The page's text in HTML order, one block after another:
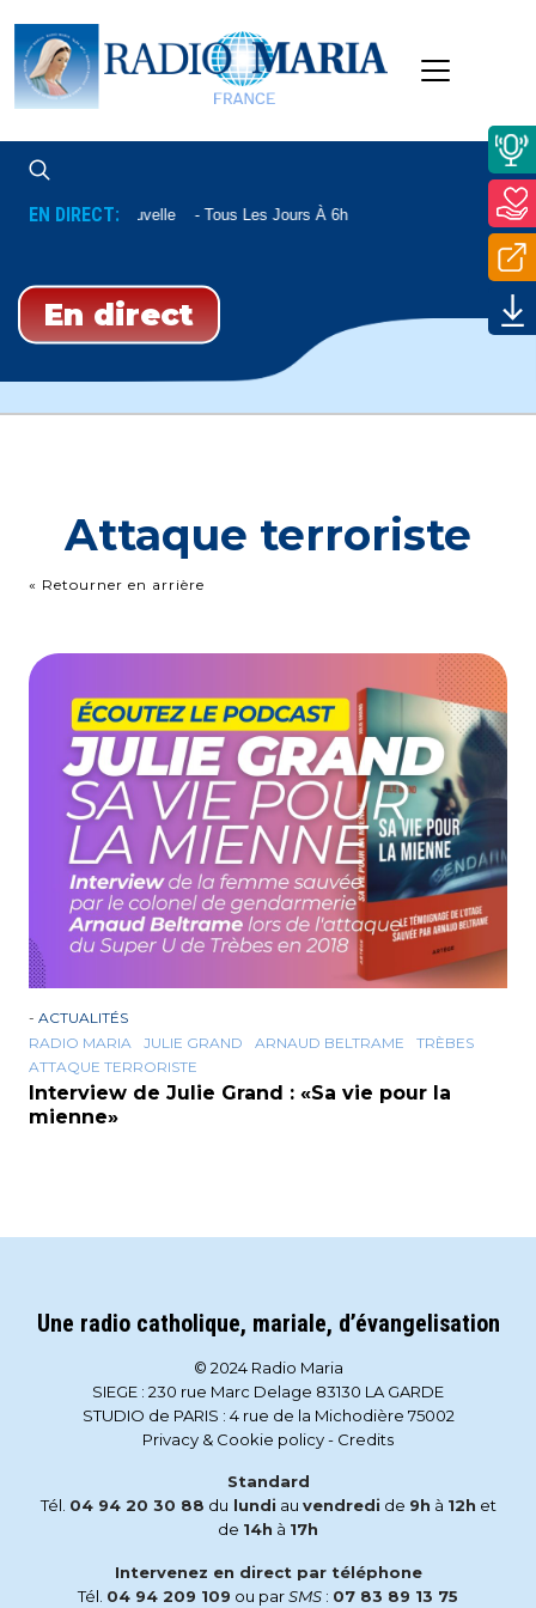
EN DIRECT:Aube Nouvelle Tous Les Jours À 6h
En direct
Attaque terroriste
« Retourner en arrière
- ACTUALITÉS
RADIO MARIA
JULIE GRAND ARNAUD BELTRAME
TRÈBES
ATTAQUE TERRORISTE
Interview de Julie Grand : «Sa vie pour la
mienne»
Une radio catholique, mariale, d’évangelisation
© 2024 Radio Maria
SIEGE : 230 rue Marc Delage 83130 LA GARDE
STUDIO de PARIS : 4 rue de la Michodière 75002
Privacy & Cookie policy- Credits
Standard
Tél. 04 94 20 30 88 du lundi au vendredi de 9h à 12h et
de 14h à 17h
Intervenez en direct par téléphone
Tél. 04 94 209 109 ou parSMS : 07 83 89 13 75